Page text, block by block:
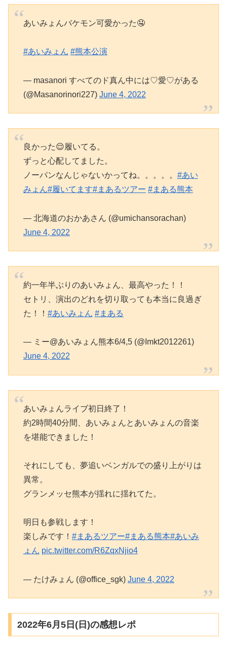
あいみょんバケモン可愛かった🤤
#あいみょん #熊本公演
— masanori すべてのド真ん中には♡愛♡がある
(@Masanorinori227) June 4, 2022
良かった😌履いてる。
ずっと心配してました。
ノーパンなんじゃないかってね。。。。。 #あい
みょん#履いてます#まあるツアー #まある熊本
— 北海道のおかあさん (@umichansorachan)
June 4, 2022
約一年半ぶりのあいみょん、最高やった！！
セトリ、演出のどれを切り取っても本当に良過ぎ
た！！ #あいみょん #まある
— ミー@あいみょん熊本6/4,5 (@Imkt2012261)
June 4, 2022
あいみょんライブ初日終了！
約2時間40分間、あいみょんとあいみょんの音楽
を堪能できました！
それにしても、夢追いベンガルでの盛り上がりは
異常。
グランメッセ熊本が揺れに揺れてた。
明日も参戦します！
楽しみです！ #まあるツアー#まある熊本#あいみ
ょん pic.twitter.com/R6ZqxNjio4
— たけみょん (@office_sgk) June 4, 2022
2022年6月5日(日)の感想レポ